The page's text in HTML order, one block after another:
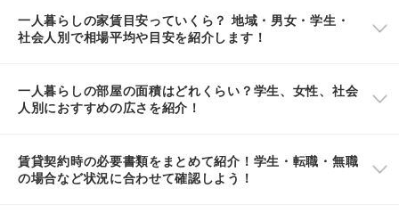
一人暮らしの家賃目安っていくら？ 地域・男女・学生・
社会人別で相場平均や目安を紹介します！
一人暮らしの部屋の面積はどれくらい？学生、女性、社会
人別におすすめの広さを紹介！
賃貸契約時の必要書類をまとめて紹介！学生・転職・無職
の場合など状況に合わせて確認しよう！